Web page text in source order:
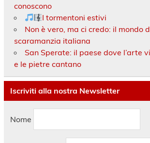
conoscono
I tormentoni estivi
Non è vero, ma ci credo: il mondo
scaramanzia italiana
San Sperate: il paese dove l’arte
e le pietre cantano
Iscriviti alla nostra Newsletter
Nome